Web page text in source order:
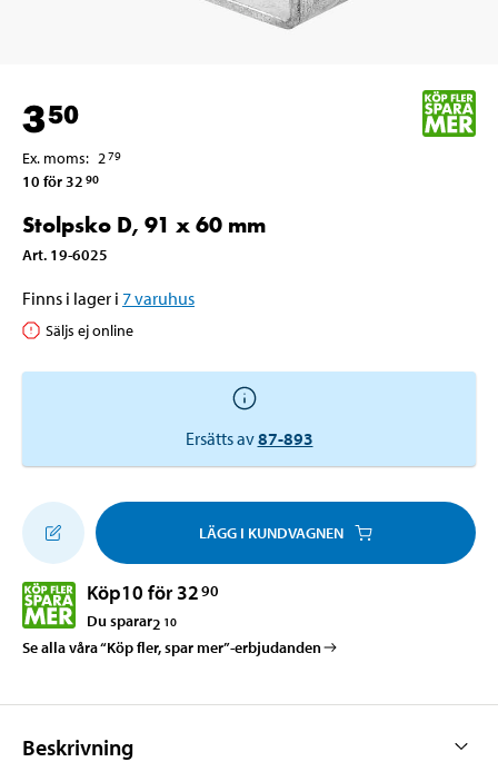
350
Ex. moms: 279
10 för 32 90
Stolpsko D, 91 x 60 mm
Art. 19-6025
Finns i lager i 7varuhus
Säljs ej online
Ersätts av87-893
LÄGG I KUNDVAGNEN
Köp10 för 3290
Du sparar2 10
Se alla våra “Köp fler, spar mer”-erbjudanden
Beskrivning